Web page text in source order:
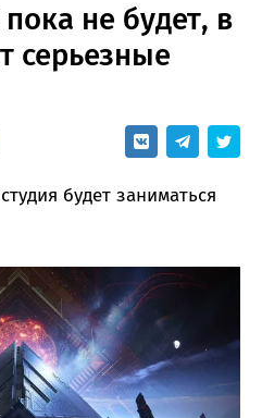
не будет, в
серьезные
будет заниматься